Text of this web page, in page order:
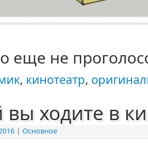
еще не
, кинотеатр,
вы ходите в
| Основное